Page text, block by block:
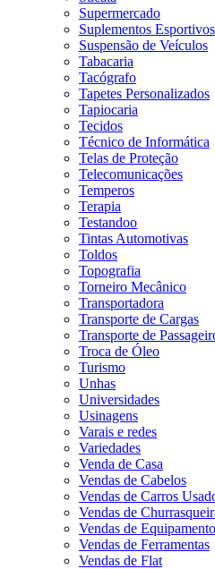
Supermercado
Suplementos Esportivos
Suspensão de Veículos
Tabacaria
Tacógrafo
Tapetes Personalizados
Tapiocaria
Tecidos
Técnico de Informática
Telas de Proteção
Telecomunicações
Temperos
Terapia
Testandoo
Tintas Automotivas
Toldos
Topografia
Torneiro Mecânico
Transportadora
Transporte de Cargas
Transporte de
Troca de Óleo
Turismo
Unhas
Universidades
Usinagens
Varais e redes
Variedades
Venda de Casa
Vendas de Cabelos
Vendas de Carros
Vendas de
Vendas de
Vendas de Ferramentas
Vendas de Flat